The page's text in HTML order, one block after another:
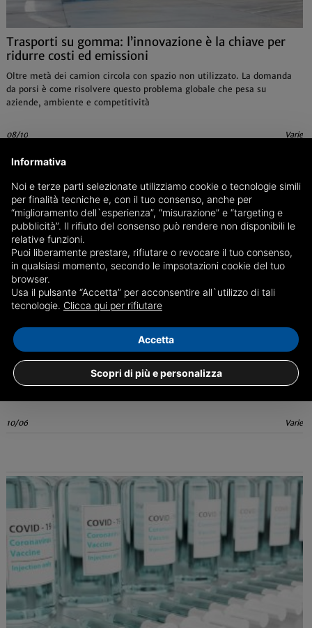
Trasporti su gomma: l’innovazione è la chiave per
ridurre costi ed emissioni
Oltre metà dei camion circola con spazio non utilizzato. La domanda
da porsi è come risolvere questo problema globale che pesa su
aziende, ambiente e competitività
08/10 Varie
Come vendere con successo online nel 2025?
Per avere un e-commerce che funzioni è importante offrire prodotti di
tendenza, possedere un ottima capacità di vendita e non perdere di
vista le proprie motivazione
10/06 Varie
Informativa
Noi e terze parti selezionate utilizziamo cookie o tecnologie simili
per finalità tecniche e, con il tuo consenso, anche per
“miglioramento dell`esperienza”, “misurazione” e “targeting e
pubblicità”. Il rifiuto del consenso può rendere non disponibili le
relative funzioni.
Puoi liberamente prestare, rifiutare o revocare il tuo consenso,
in qualsiasi momento, secondo le impsotazioni cookie del tuo
browser.
Usa il pulsante “Accetta” per acconsentire all`utilizzo di tali
tecnologie. Clicca qui per rifiutare
Scopri di più e personalizza
Accetta